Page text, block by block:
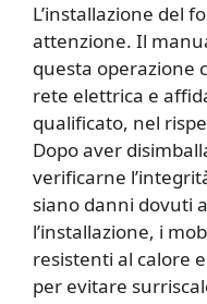
L’installazione del
attenzione. Il
questa operazione
rete elettrica e
qualificato, nel
Dopo aver
verificarne
siano danni dovuti
l’installazione, i
resistenti al calore
per evitare